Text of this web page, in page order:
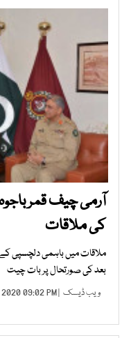
آرمی چیف قمر
کی ملاقات
ملاقات میں باہمی دلچسپی کے
بعد کی صورتحال پر بات چیت
ویب ڈیسک | MAY 12, 2020 09:02 PM |